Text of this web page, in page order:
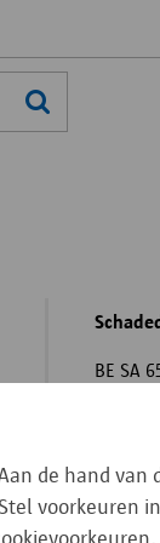
BE SA
Actor
de hand
voorkeuren